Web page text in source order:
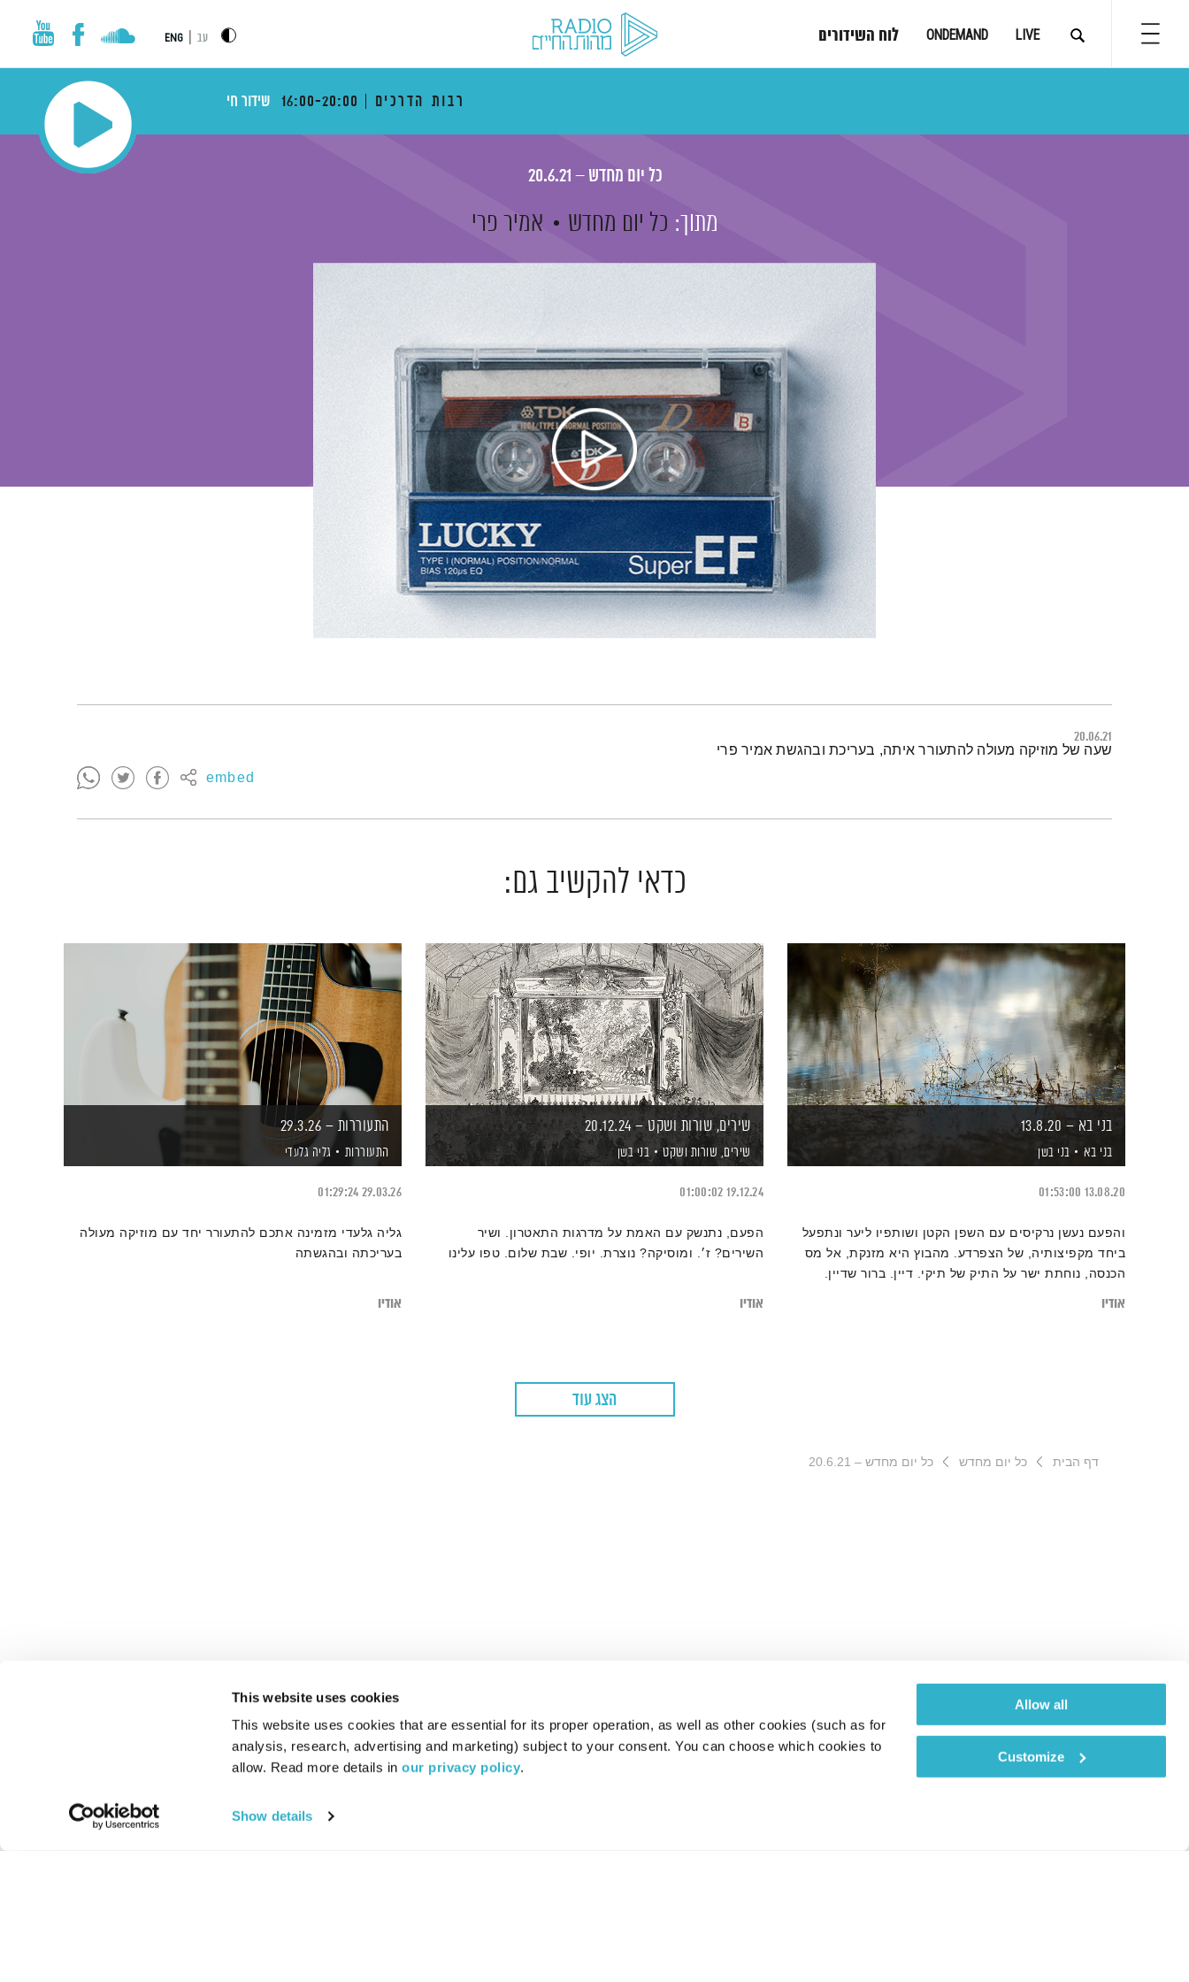
This website uses cookies
This website uses cookies that are essential for its proper operation, as well as other cookies (such as for
analysis, research, advertising and marketing) subject to your consent. You can choose which cookies to
allow. Read more details in our privacy policy.
Show details
Allow all
Customize
LIVE
ONDEMAND לוח השידורים עב ENG
רבות הדרכים 16:00-20:00 שידור חי
כל יום מחדש – 20.6.21
מתוך: כל יום מחדש אמיר פרי
20.06.21
embed
תמצית הפודקאסט
שעה של מוזיקה מעולה להתעורר איתה, בעריכת ובהגשת אמיר פרי
כדאי להקשיב גם:
בני בא – 13.8.20
בני בא בני בשן
13.08.20
01:53:00
והפעם נעשן נרקיסים עם השפן הקטן ושותפיו ליער ונתפעל
ביחד מקפיצותיה, של הצפרדע. מהבוץ היא מזנקת, אל מס
הכנסה, נוחתת ישר על התיק של תיקי. דיין. ברור שדיין.
אודיו
שירים, שורות ושקט – 20.12.24
שירים, שורות ושקט בני בשן
19.12.24
01:00:02
הפעם, נתנשק עם האמת על מדרגות התאטרון. ושיר
השירים? ז׳. ומוסיקה? נוצרת. יופי. שבת שלום. טפו עלינו
אודיו
התעוררות – 29.3.26
התעוררות גליה גלעדי
29.03.26
01:29:24
גליה גלעדי מזמינה אתכם להתעורר יחד עם מוזיקה מעולה
בעריכתה ובהגשתה
אודיו
הצג עוד
דף הבית כל יום מחדש כל יום מחדש – 20.6.21